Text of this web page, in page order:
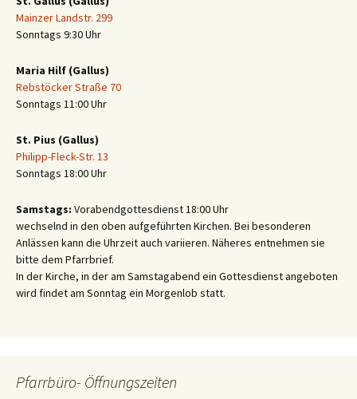
Mainzer Landstr. 299
Sonntags 9:30 Uhr
Maria Hilf (Gallus)
Rebstöcker Straße 70
Sonntags 11:00 Uhr
St. Pius (Gallus)
Philipp-Fleck-Str. 13
Sonntags 18:00 Uhr
Samstags: Vorabendgottesdienst 18:00 Uhr
wechselnd in den oben aufgeführten Kirchen. Bei besonderen
Anlässen kann die Uhrzeit auch variieren. Näheres entnehmen sie
bitte dem Pfarrbrief.
In der Kirche, in der am Samstagabend ein Gottesdienst angeboten
wird findet am Sonntag ein Morgenlob statt.
Pfarrbüro- Öffnungszeiten